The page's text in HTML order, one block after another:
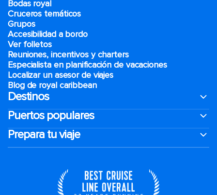
Bodas royal
Cruceros temáticos
Grupos
Accesibilidad a bordo
Ver folletos
Reuniones, incentivos y charters​
Especialista en planificación de vacaciones
Localizar un asesor de viajes
Blog de royal caribbean
Destinos
Puertos populares
Prepara tu viaje